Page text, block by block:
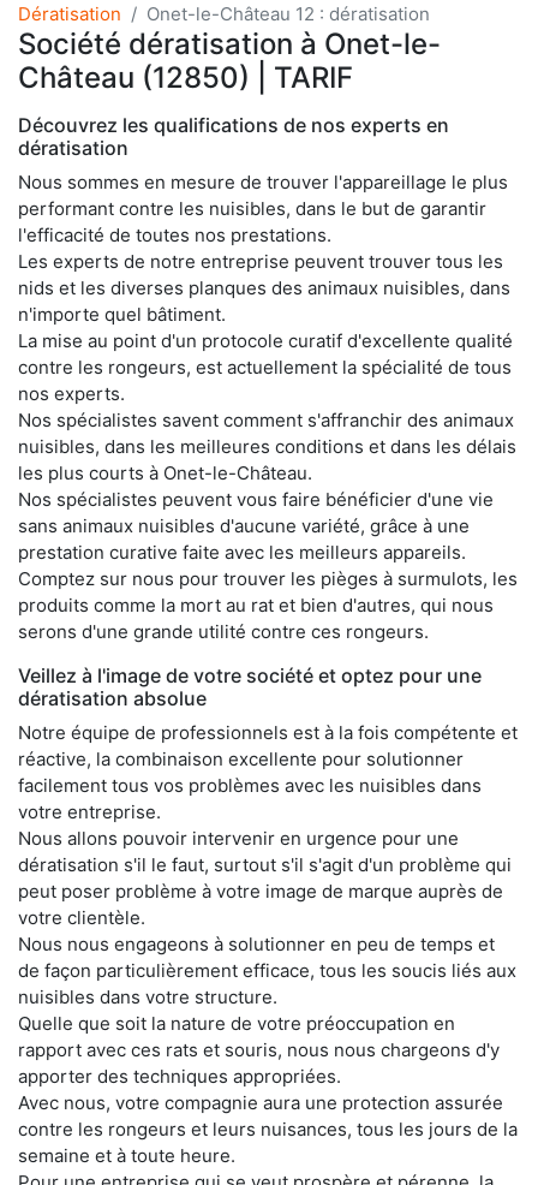
Dératisation Onet-le-Château 12 : dératisation
Société dératisation à Onet-le-
Château (12850) | TARIF
Découvrez les qualifications de nos experts en
dératisation
Nous sommes en mesure de trouver l'appareillage le plus
performant contre les nuisibles, dans le but de garantir
l'efficacité de toutes nos prestations.
Les experts de notre entreprise peuvent trouver tous les
nids et les diverses planques des animaux nuisibles, dans
n'importe quel bâtiment.
La mise au point d'un protocole curatif d'excellente qualité
contre les rongeurs, est actuellement la spécialité de tous
nos experts.
Nos spécialistes savent comment s'affranchir des animaux
nuisibles, dans les meilleures conditions et dans les délais
les plus courts à Onet-le-Château.
Nos spécialistes peuvent vous faire bénéficier d'une vie
sans animaux nuisibles d'aucune variété, grâce à une
prestation curative faite avec les meilleurs appareils.
Comptez sur nous pour trouver les pièges à surmulots, les
produits comme la mort au rat et bien d'autres, qui nous
serons d'une grande utilité contre ces rongeurs.
Veillez à l'image de votre société et optez pour une
dératisation absolue
Notre équipe de professionnels est à la fois compétente et
réactive, la combinaison excellente pour solutionner
facilement tous vos problèmes avec les nuisibles dans
votre entreprise.
Nous allons pouvoir intervenir en urgence pour une
dératisation s'il le faut, surtout s'il s'agit d'un problème qui
peut poser problème à votre image de marque auprès de
votre clientèle.
Nous nous engageons à solutionner en peu de temps et
de façon particulièrement efficace, tous les soucis liés aux
nuisibles dans votre structure.
Quelle que soit la nature de votre préoccupation en
rapport avec ces rats et souris, nous nous chargeons d'y
apporter des techniques appropriées.
Avec nous, votre compagnie aura une protection assurée
contre les rongeurs et leurs nuisances, tous les jours de la
semaine et à toute heure.